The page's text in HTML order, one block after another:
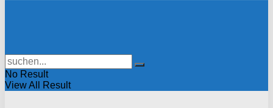
No Result
View All Result